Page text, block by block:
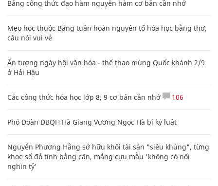
Bảng công thức đạo hàm nguyên hàm cơ bản cần nhớ
Mẹo học thuộc Bảng tuần hoàn nguyên tố hóa học bằng thơ,
câu nói vui vẻ
Ấn tượng ngày hội văn hóa - thể thao mừng Quốc khánh 2/9
ở Hải Hậu
Các công thức hóa học lớp 8, 9 cơ bản cần nhớ 106
Phó Đoàn ĐBQH Hà Giang Vương Ngọc Hà bị kỷ luật
Nguyễn Phương Hằng sở hữu khối tài sản "siêu khủng", từng
khoe sổ đỏ tính bằng cân, mắng cựu mẫu 'không có nổi
nghìn tỷ'